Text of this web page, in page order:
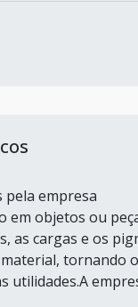
empresa
objetos ou
as cargas e os
material, tornando
utilidades.A